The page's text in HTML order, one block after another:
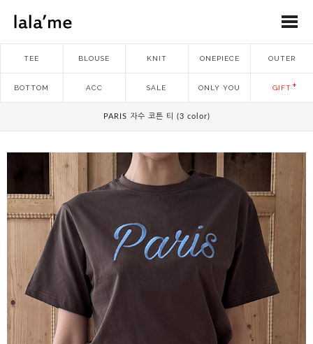
TEE BLOUSE KNIT ONEPIECE OUTER
BOTTOM ACC SALE ONLY YOU GIFT
PARIS 자수 코튼 티 (3 color)